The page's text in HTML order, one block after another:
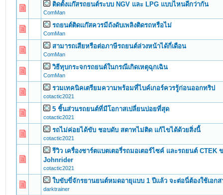
ติดตั้งแก๊สรถยนต์ระบบ NGV และ LPG แบบไหนดีกว่ากัน
ComMan
0 Vote(s) - 0 out of 5 in Average
12 345
รถยนต์ติดแก๊สควรมีถังดับเพลิงติดรถหรือไม่
ComMan
0 Vote(s) - 0 out of 5 in Average
1 2 345
สามารถเสียหรือต่อภาษีรถยนต์ล่วงหน้าได้กี่เดือน
ComMan
0 Vote(s) - 0 out of 5 in Average
12345
วิธีทุบกระจกรถยนต์ในกรณีเกิดเหตุฉุกเฉิน
ComMan
0 Vote(s) - 0 out of 5 in Average
1234 5
รวมเทคนิคเตรียมความพร้อมที่ไบค์เกอร์ควรรู้ก่อนออกทริป
cotactic2021
0 Vote(s) - 0 out of 5 in Average
12345
5 ชิ้นส่วนรถยนต์ที่มีโอกาสเปลี่ยนบ่อยที่สุด
cotactic2021
0 Vote(s) - 0 out of 5 in Average
1234 5
รถไม่ค่อยได้ขับ ชอบดับ สตาทไม่ติด แก้ไขได้ด้วยสิ่งนี้
cotactic2021
0 Vote(s) - 0 out of 5 in Average
1 2345
รีวิว เครื่องชาร์ตแบตเตอรี่รถมอเตอร์ไซค์ และรถยนต์ CTEK
Johnrider
cotactic2021
0 Vote(s) - 0 out of 5 in Average
ใบขับขี่จักรยานยนต์หมดอายุแบบ 1 ปีแล้ว จะต่อนี่ต้องใช้เอกส
darktrainer
0 Vote(s) - 0 out of 5 in Average
12 345